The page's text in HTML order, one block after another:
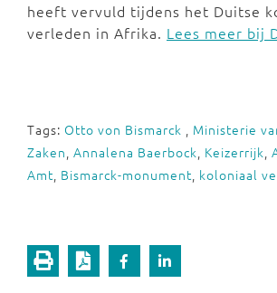
heeft vervuld tijdens het Duitse
verleden in Afrika. Lees meer bij
Tags: Otto von Bismarck , Ministerie
Zaken, Annalena Baerbock, Keizerrijk,
Amt, Bismarck-monument, koloniaal